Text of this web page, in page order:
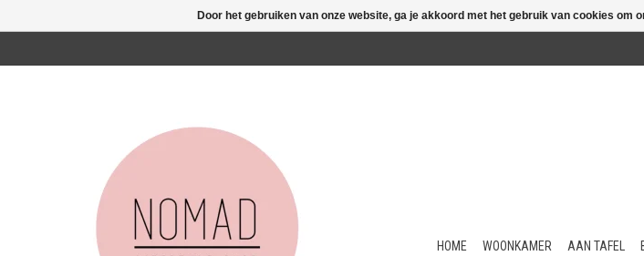
HOME WOONKAMER AAN TAFEL
Door het gebruiken van onze website, ga je akkoord met het gebruik van cookies om